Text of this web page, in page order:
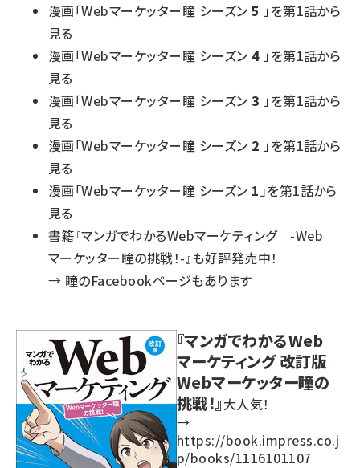
漫画「Webマーケッター瞳 シーズン5 」を第1話から
見る
漫画「Webマーケッター瞳 シーズン 4 」を第1話から
見る
漫画「Webマーケッター瞳 シーズン3 」を第1話から
見る
漫画「Webマーケッター瞳 シーズン 2 」を第1話から
見る
漫画「Webマーケッター瞳 シーズン 1」を第1話から
見る
書籍『マンガでわかるWebマーケティング -Web
マーケッター瞳の挑戦！-』も好評発売中！
→ 瞳のFacebookページもあります
『マンガでわかるWeb
マーケティング 改訂版
Webマーケッター瞳の
挑戦！』大人気！
→
https://book.impress.co.j
p/books/1116101107